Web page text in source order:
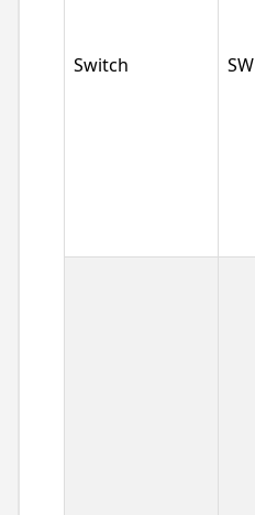
Switch SW